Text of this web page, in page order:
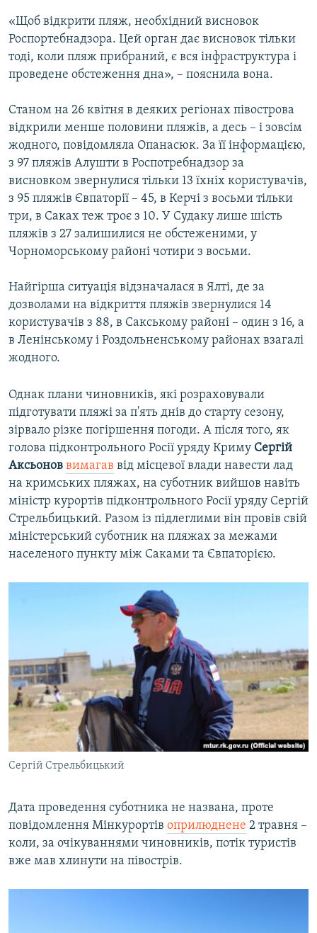
«Щоб відкрити пляж, необхідний висновок
Роспортебнадзора. Цей орган дає висновок тільки
тоді, коли пляж прибраний, є вся інфраструктура і
проведене обстеження дна», – пояснила вона.
Станом на 26 квітня в деяких регіонах півострова
відкрили менше половини пляжів, а десь – і зовсім
жодного, повідомляла Опанасюк. За її інформацією,
з 97 пляжів Алушти в Роспотребнадзор за
висновком звернулися тільки 13 їхніх користувачів,
з 95 пляжів Євпаторії – 45, в Керчі з восьми тільки
три, в Саках теж троє з 10. У Судаку лише шість
пляжів з 27 залишилися не обстеженими, у
Чорноморському районі чотири з восьми.
Найгірша ситуація відзначалася в Ялті, де за
дозволами на відкриття пляжів звернулися 14
користувачів з 88, в Сакському районі – один з 16, а
в Ленінському і Роздольненському районах взагалі
жодного.
Однак плани чиновників, які розраховували
підготувати пляжі за п'ять днів до старту сезону,
зірвало різке погіршення погоди. А після того, як
голова підконтрольного Росії уряду Криму Сергій
Аксьонов вимагав від місцевої влади навести лад
на кримських пляжах, на суботник вийшов навіть
міністр курортів підконтрольного Росії уряду Сергій
Стрельбицький. Разом із підлеглими він провів свій
міністерський суботник на пляжах за межами
населеного пункту між Саками та Євпаторією.
Сергій Стрельбицький
Дата проведення суботника не названа, проте
повідомлення Мінкурортів оприлюднене 2 травня –
коли, за очікуваннями чиновників, потік туристів
вже мав хлинути на півострів.